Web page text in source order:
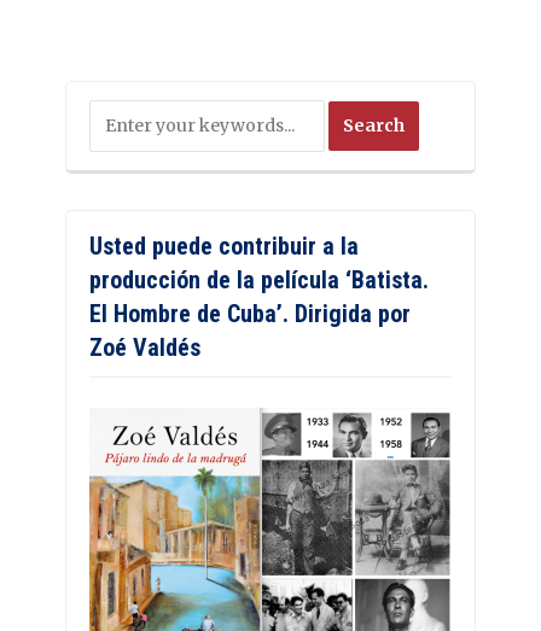
Usted puede contribuir a la
producción de la película ‘Batista.
El Hombre de Cuba’. Dirigida por
Zoé Valdés